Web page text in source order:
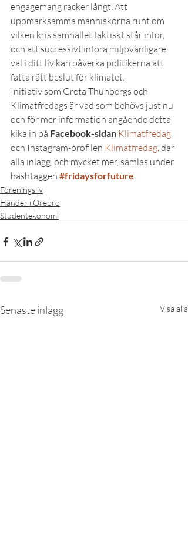
engagemang räcker långt. Att
uppmärksamma människorna runt om
vilken kris samhället faktiskt står inför,
och att successivt införa miljövänligare
val i ditt liv kan påverka politikerna att
fatta rätt beslut för klimatet.
Initiativ som Greta Thunbergs och
Klimatfredags är vad som behövs just nu
och för mer information angående detta
kika in på Facebook-sidan Klimatfredag
och Instagram-profilen Klimatfredag, där
alla inlägg, och mycket mer, samlas under
hashtaggen #fridaysforfuture.
Föreningsliv
Händer i Örebro
Studentekonomi
Senaste inlägg Visa alla